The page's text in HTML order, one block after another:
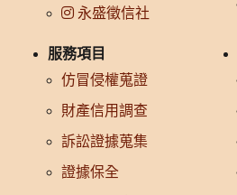
永盛徵信社
服務項目
仿冒侵權蒐證
財產信用調查
訴訟證據蒐集
證據保全